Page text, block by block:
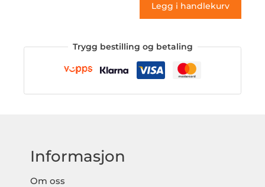
Legg i handlekurv
Trygg bestilling og betaling
Informasjon
Om oss